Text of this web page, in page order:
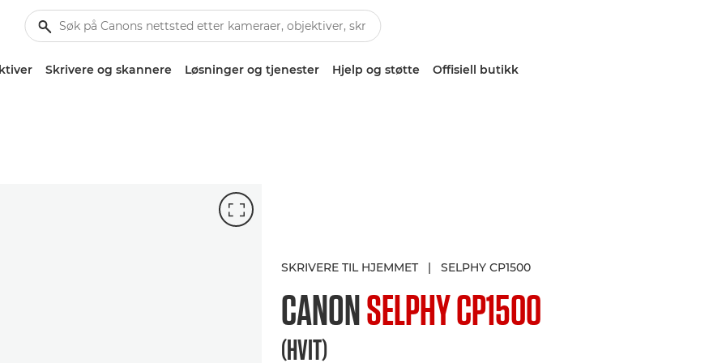
Skrivere og skannere Løsninger og tjenester Hjelp og støtte Offisiell butikk
SKRIVERE TIL HJEMMET | SELPHY CP1500
CANONSELPHY CP1500
(HVIT)